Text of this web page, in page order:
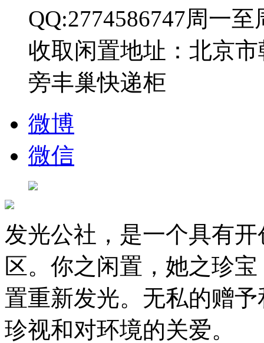
QQ:2774586747周一至
收取闲置地址：北京
旁丰巢快递柜
微博
微信
发光公社，是一个具有
区。你之闲置，她之珍
置重新发光。无私的赠
珍视和对环境的关爱。